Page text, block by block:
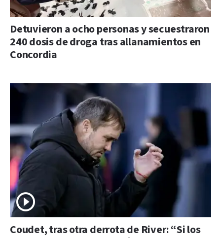
Detuvieron a ocho personas y secuestraron
240 dosis de droga tras allanamientos en
Concordia
Coudet, tras otra derrota de River: “Si los